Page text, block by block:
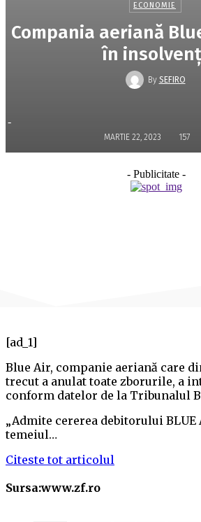
ECONOMIE
Compania aeriană
în
By SEFIRO
-
MARTIE 22, 2023 157
- Publicitate -
[ad_1]
Blue Air, companie aeriană care
trecut a anulat toate zborurile, a
conform datelor de la Tribunalul
„Admite cererea debitorului BLUE
temeiul…
Citeste tot articolul
Sursa:www.zf.ro